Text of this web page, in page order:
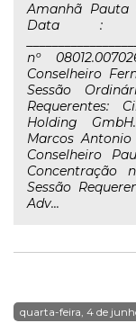
Amanhã Pauta
Data :
nº
Conselheiro
Sessão
Requerentes:
Holding
Marcos
Conselheiro
Concentração
Sessão
Adv...
quarta-feira, 4 de